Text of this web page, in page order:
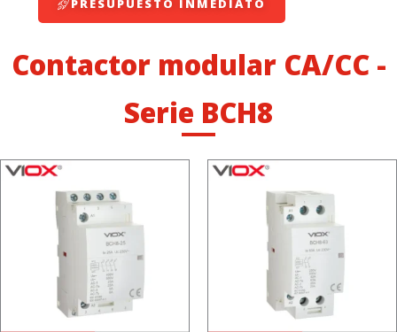
PRESUPUESTO INMEDIATO
Contactor modular CA/CC -
Serie BCH8